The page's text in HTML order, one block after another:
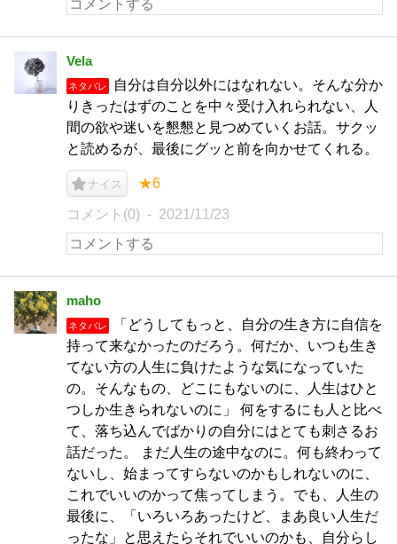
Vela
ネタバレ
自分は自分以外にはなれない。そんな分か
りきったはずのことを中々受け入れられない、人
間の欲や迷いを懇懇と見つめていくお話。サクッ
と読めるが、最後にグッと前を向かせてくれる。
ナイス ★6
コメント(0) 2021/11/23
maho
ネタバレ
「どうしてもっと、自分の生き方に自信を
持って来なかったのだろう。何だか、いつも生き
てない方の人生に負けたような気になっていた
の。そんなもの、どこにもないのに、人生はひと
つしか生きられないのに」 何をするにも人と比べ
て、落ち込んでばかりの自分にはとても刺さるお
話だった。 まだ人生の途中なのに。何も終わって
ないし、始まってすらないのかもしれないのに、
これでいいのかって焦ってしまう。でも、人生の
最後に、「いろいろあったけど、まあ良い人生だ
ったな」と思えたらそれでいいのかも、自分らし